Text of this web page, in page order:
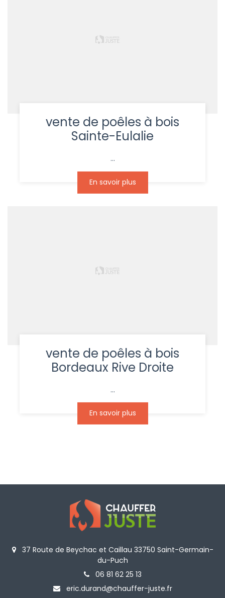
vente de poêles à bois
Sainte-Eulalie
...
En savoir plus
vente de poêles à bois
Bordeaux Rive Droite
...
En savoir plus
37 Route de Beychac et Caillau 33750 Saint-Germain-
du-Puch
06 81 62 25 13
eric.durand@chauffer-juste.fr